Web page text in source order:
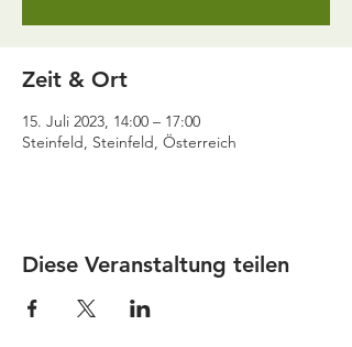
Zeit & Ort
15. Juli 2023, 14:00 – 17:00
Steinfeld, Steinfeld, Österreich
Diese Veranstaltung teilen